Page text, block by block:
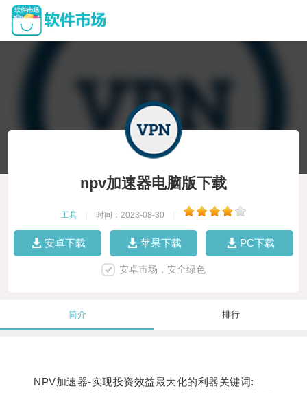
npv加速器电脑版下载
工具 时间：2023-08-30
安卓下载 苹果下载 PC下载
安卓市场，安全绿色
简介 排行
NPV加速器-实现投资效益最大化的利器关键词: